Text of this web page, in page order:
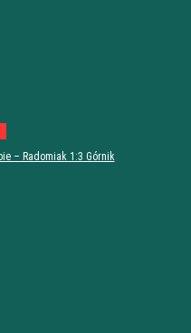
– Radomiak 1:3 Górnik